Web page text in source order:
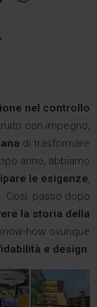
.
nel controllo
con impegno,
di trasformare
anno, abbiamo
le esigenze,
Così, passo dopo
la storia della
how ovunque
e design.